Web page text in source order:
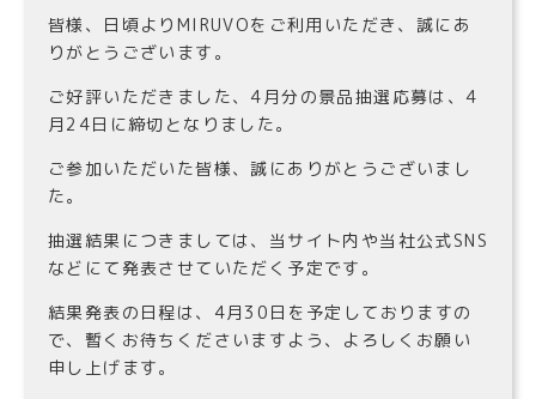
皆様、日頃よりMIRUVOをご利用いただき、誠にあ
りがとうございます。
ご好評いただきました、4月分の景品抽選応募は、4
月24日に締切となりました。
ご参加いただいた皆様、誠にありがとうございまし
た。
抽選結果につきましては、当サイト内や当社公式SNS
などにて発表させていただく予定です。
結果発表の日程は、4月30日を予定しておりますの
で、暫くお待ちくださいますよう、よろしくお願い
申し上げます。